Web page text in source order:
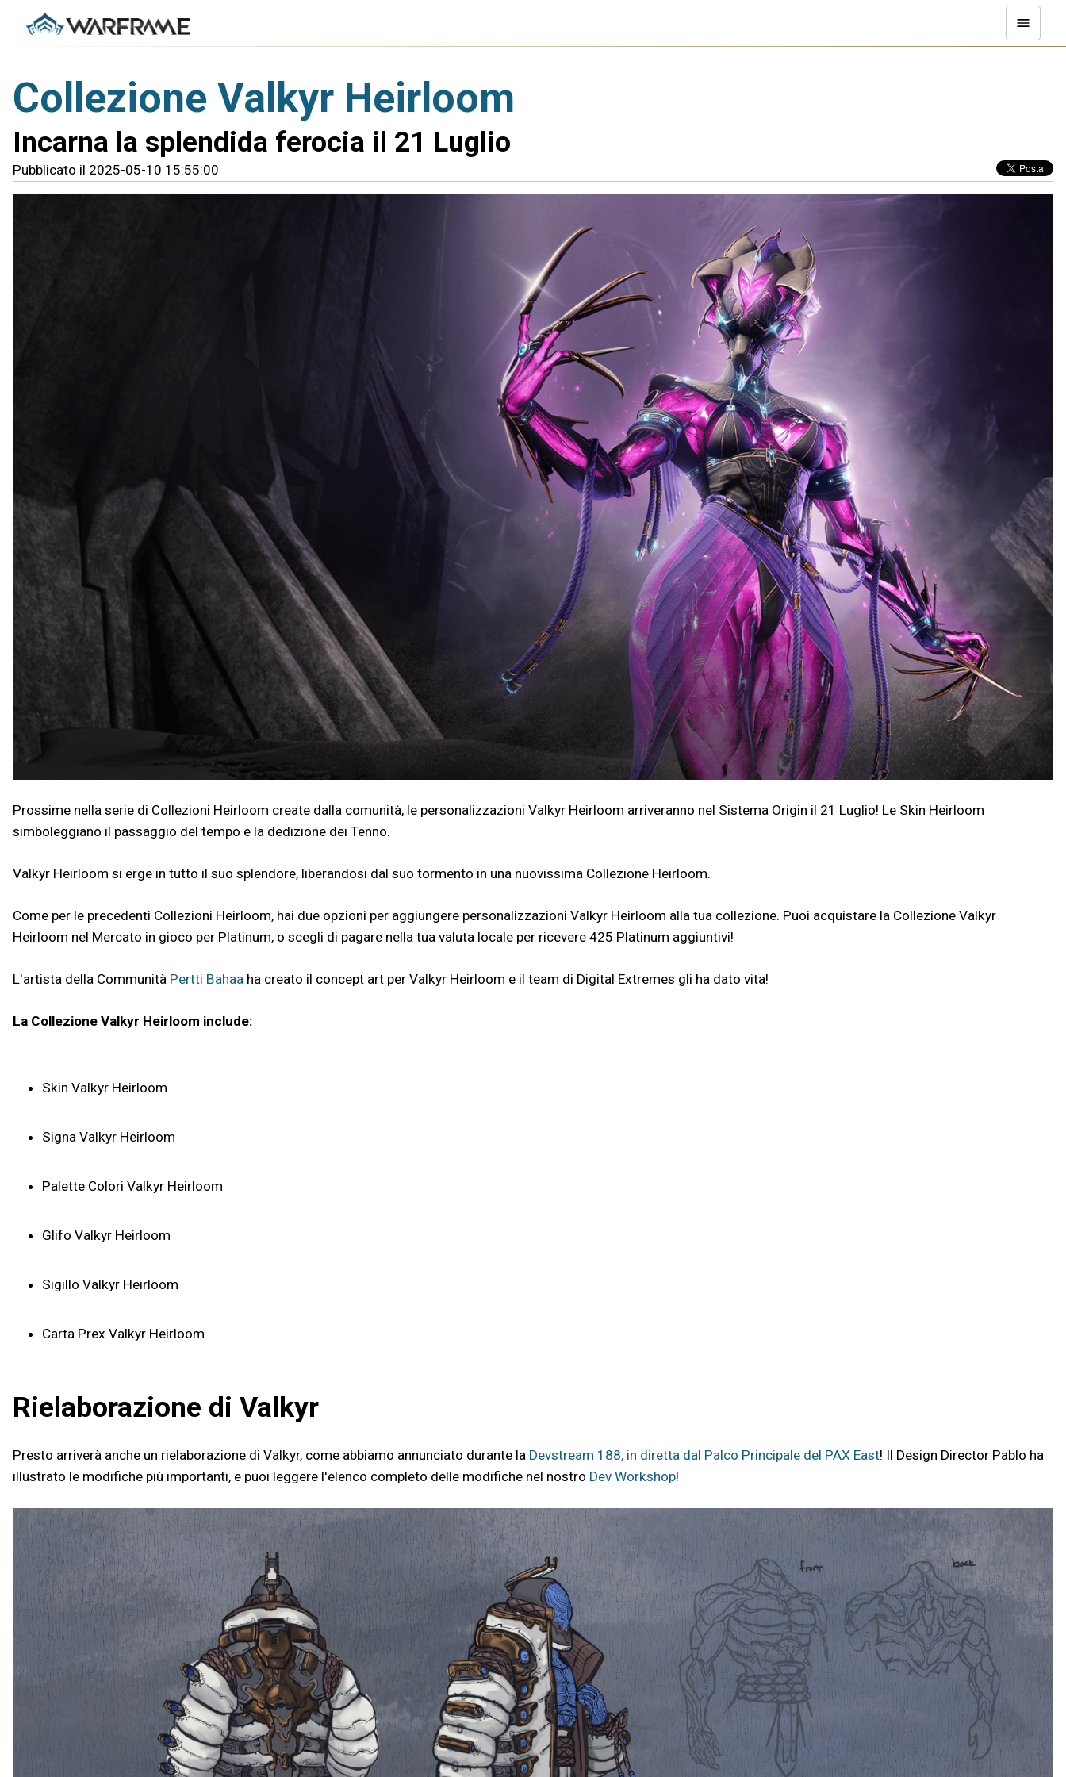
Collezione Valkyr Heirloom
Incarna la splendida ferocia il 21 Luglio
Pubblicato il 2025-05-10 15:55:00
Prossime nella serie di Collezioni Heirloom create dalla comunità, le personalizzazioni Valkyr Heirloom arriveranno nel Sistema Origin il 21 Luglio! Le Skin Heirloom
simboleggiano il passaggio del tempo e la dedizione dei Tenno.
Valkyr Heirloom si erge in tutto il suo splendore, liberandosi dal suo tormento in una nuovissima Collezione Heirloom.
Come per le precedenti Collezioni Heirloom, hai due opzioni per aggiungere personalizzazioni Valkyr Heirloom alla tua collezione. Puoi acquistare la Collezione Valkyr
Heirloom nel Mercato in gioco per Platinum, o scegli di pagare nella tua valuta locale per ricevere 425 Platinum aggiuntivi!
L'artista della Communità Pertti Bahaa ha creato il concept art per Valkyr Heirloom e il team di Digital Extremes gli ha dato vita!
La Collezione Valkyr Heirloom include:
Skin Valkyr Heirloom
Signa Valkyr Heirloom
Palette Colori Valkyr Heirloom
Glifo Valkyr Heirloom
Sigillo Valkyr Heirloom
Carta Prex Valkyr Heirloom
Rielaborazione di Valkyr
Presto arriverà anche un rielaborazione di Valkyr, come abbiamo annunciato durante la Devstream 188, in diretta dal Palco Principale del PAX East! Il Design Director Pablo ha
illustrato le modifiche più importanti, e puoi leggere l'elenco completo delle modifiche nel nostro Dev Workshop!